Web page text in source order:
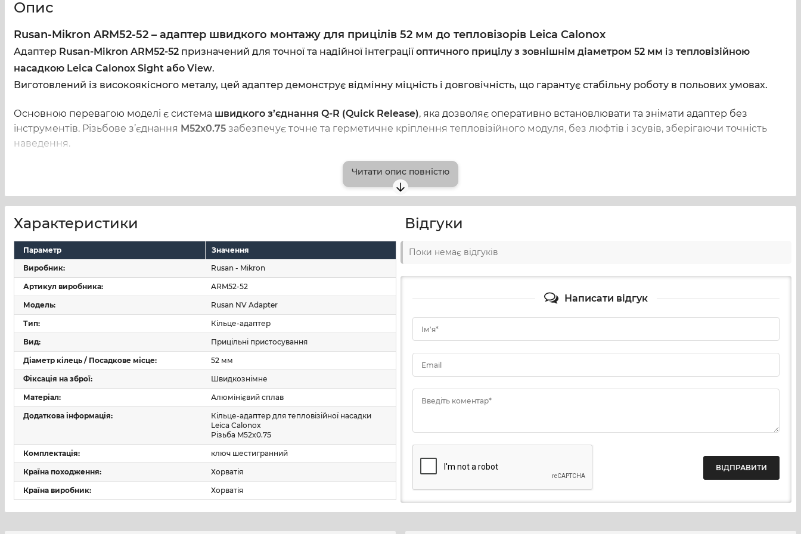
Опис
Rusan-Mikron ARM52-52 – адаптер швидкого монтажу для прицілів 52 мм до тепловізорів Leica Calonox
Адаптер Rusan-Mikron ARM52-52 призначений для точної та надійної інтеграції оптичного прицілу з зовнішнім діаметром 52 мм із тепловізійною
насадкою Leica Calonox Sight або View.
Виготовлений із високоякісного металу, цей адаптер демонструє відмінну міцність і довговічність, що гарантує стабільну роботу в польових умовах.
Основною перевагою моделі є система швидкого з’єднання Q-R (Quick Release), яка дозволяє оперативно встановлювати та знімати адаптер без
інструментів. Різьбове з’єднання M52x0.75 забезпечує точне та герметичне кріплення тепловізійного модуля, без люфтів і зсувів, зберігаючи точність
наведення.
Високоточна обробка для щільного прилягання
Сумісність з популярними тепловізійними системами Leica
Захист від корозії, вологи та механічних пошкоджень
Модель: ARM52-52
Сумісність: Leica Calonox Sight / View
Посадковий діаметр прицілу: 52 мм
Різьба з'єднання: M52x0.75
Тип фіксації: Quick Release (Q-R) – безінструментальна
Матеріал: міцний анодований алюміній
Колір: матово-чорний
Виробник: Rusan-Mikron, Хорватія
Читати опис повністю
Характеристики
Параметр
Значення
Виробник:
Rusan - Mikron
Артикул виробника: ARM52-52
Модель: Rusan NV Adapter
Тип: Кільце-адаптер
Вид: Прицільні пристосування
Діаметр кілець / Посадкове місце: 52 мм
Фіксація на зброї: Швидкознімне
Матеріал: Алюмінієвий сплав
Додаткова інформація:
Кільце-адаптер для тепловізійної насадки
Leica Calonox
Різьба M52x0.75
Комплектація: ключ шестигранний
Країна походження: Хорватія
Країна виробник: Хорватія
Відгуки
Поки немає відгуків
Написати відгук
Ім'я*
Email
Введіть коментар*